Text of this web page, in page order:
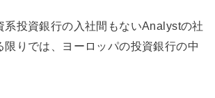
系投資銀行の入社間もないAnalystの社
限りでは、ヨーロッパの投資銀行の中